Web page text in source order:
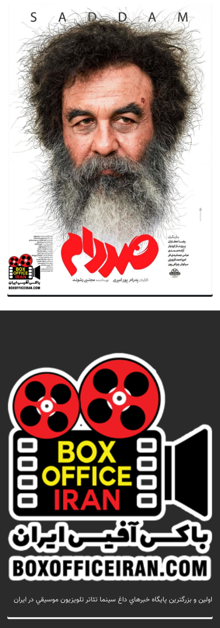
اولين و بزرگترين پايگاه خبرهاي داغ سينما تئاتر تلويزيون موسيقي در ايران